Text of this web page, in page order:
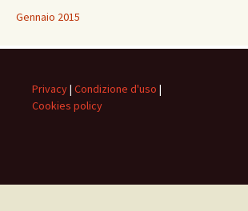
Gennaio 2015
Privacy| Condizione d'uso |
Cookies policy